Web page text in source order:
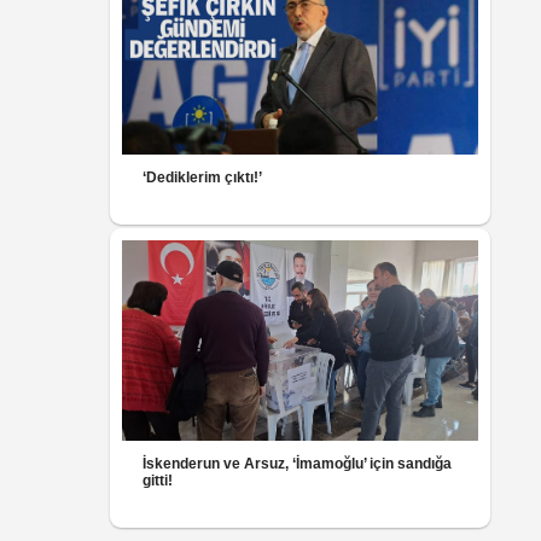
‘Dediklerim çıktı!’
İskenderun ve Arsuz, ‘İmamoğlu’ için sandığa
gitti!